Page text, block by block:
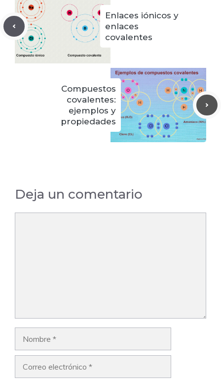
Enlaces iónicos y
enlaces
covalentes
Compuestos
covalentes:
ejemplos y
propiedades
Deja un comentario